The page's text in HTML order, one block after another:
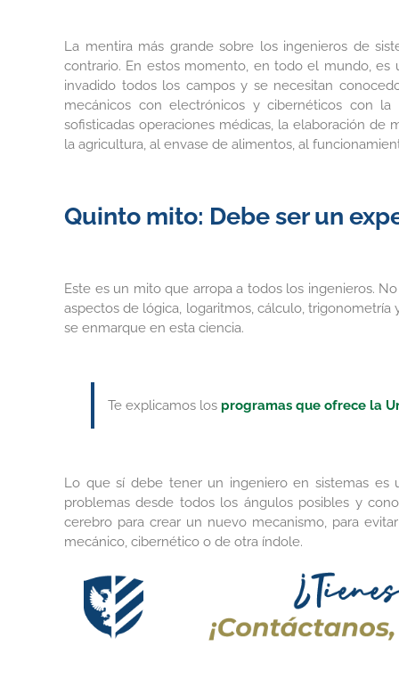
La mentira más grande sobre los ingenieros de
contrario. En estos momento, en todo el mundo, es
invadido todos los campos y se necesitan
mecánicos con electrónicos y cibernéticos con
sofisticadas operaciones médicas, la elaboración
la agricultura, al envase de alimentos, al
Quinto mito: Debe ser un
Este es un mito que arropa a todos los ingenieros.
aspectos de lógica, logaritmos, cálculo,
se enmarque en esta ciencia.
Te explicamos los programas que ofrece la
Lo que sí debe tener un ingeniero en sistemas
problemas desde todos los ángulos posibles y
cerebro para crear un nuevo mecanismo, para
mecánico, cibernético o de otra índole.